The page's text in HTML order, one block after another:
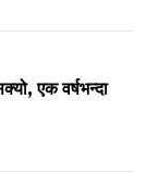
एक वर्षभन्दा